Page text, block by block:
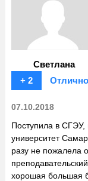
Светлана
+ 2
Отлично
07.10.2018
Поступила в СГЭУ,
университет
разу не пожалела
хорошая большая